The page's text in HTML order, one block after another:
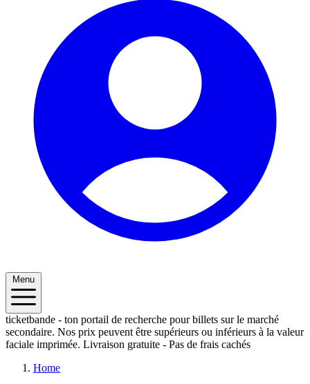
Menu
ticketbande - ton portail de recherche pour billets sur le marché
secondaire. Nos prix peuvent être supérieurs ou inférieurs à la valeur
faciale imprimée. Livraison gratuite - Pas de frais cachés
Home